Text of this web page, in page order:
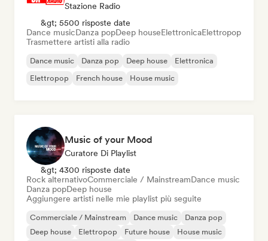
Stazione Radio
&gt; 5500 risposte date
Dance musicDanza popDeep houseElettronicaElettropop
Trasmettere artisti alla radio
Dance music Danza pop Deep house
Elettronica
Elettropop
French house House music
Music of your Mood
Curatore Di Playlist
&gt; 4300 risposte date
Rock alternativoCommerciale / MainstreamDance music
Danza popDeep house
Aggiungere artisti nelle mie playlist più seguite
Commerciale / Mainstream Dance music
Danza pop
Deep house
Elettropop Future house
House music